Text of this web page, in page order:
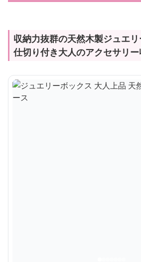
収納力抜群の天然木製ジュエ
仕切り付き大人のアクセサリ